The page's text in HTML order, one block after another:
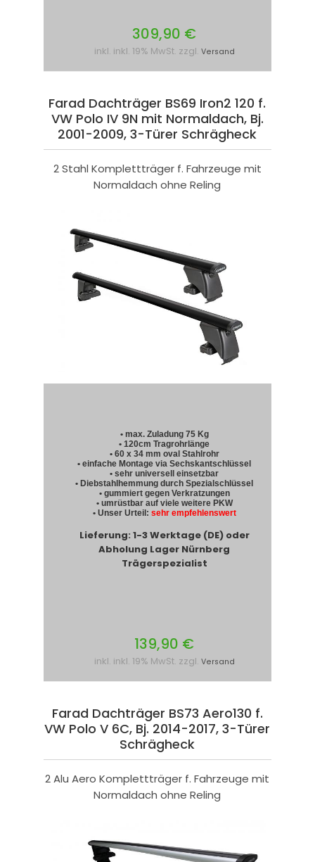
309,90 €
inkl. inkl. 19% MwSt. zzgl. Versand
Farad Dachträger BS69 Iron2 120 f.
VW Polo IV 9N mit Normaldach, Bj.
2001-2009, 3-Türer Schrägheck
2 Stahl Komplettträger f. Fahrzeuge mit
Normaldach ohne Reling
• max. Zuladung 75 Kg
• 120cm Tragrohrlänge
• 60 x 34 mm oval Stahlrohr
• einfache Montage via Sechskantschlüssel
• sehr universell einsetzbar
• Diebstahlhemmung durch Spezialschlüssel
• gummiert gegen Verkratzungen
• umrüstbar auf viele weitere PKW
• Unser Urteil: sehr empfehlenswert
Lieferung: 1-3 Werktage (DE) oder
Abholung Lager Nürnberg
Trägerspezialist
139,90 €
inkl. inkl. 19% MwSt. zzgl. Versand
Farad Dachträger BS73 Aero130 f.
VW Polo V 6C, Bj. 2014-2017, 3-Türer
Schrägheck
2 Alu Aero Komplettträger f. Fahrzeuge mit
Normaldach ohne Reling